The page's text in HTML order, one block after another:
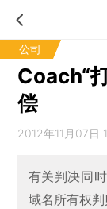
公司
Coach“
偿
2012年11月07日
有关判决同
域名所有权